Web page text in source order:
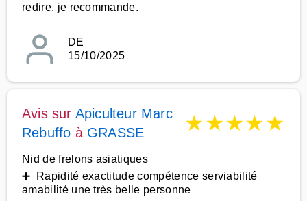
redire, je recommande.
DE
15/10/2025
Avis sur Apiculteur Marc
Rebuffo à GRASSE ★★★★★
Nid de frelons asiatiques
➕ Rapidité exactitude compétence serviabilité
amabilité une très belle personne